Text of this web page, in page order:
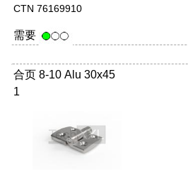
CTN 76169910
需要
合页 8-10 Alu 30x45
1